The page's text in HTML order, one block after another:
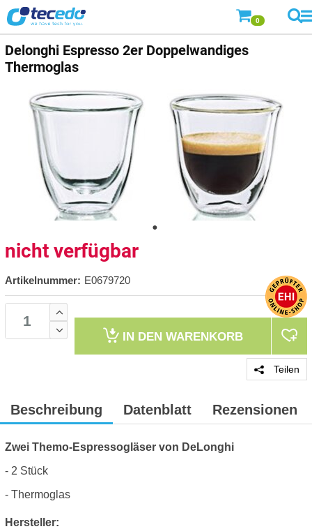
0
Delonghi Espresso 2er Doppelwandiges
Thermoglas
nicht verfügbar
Artikelnummer: E0679720
IN DEN WARENKORB
Teilen
Beschreibung Datenblatt Rezensionen
Zwei Themo-Espressogläser von DeLonghi
- 2 Stück
- Thermoglas
Hersteller: